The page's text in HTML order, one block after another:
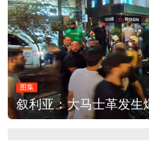
图集
叙利亚：大马士革发生